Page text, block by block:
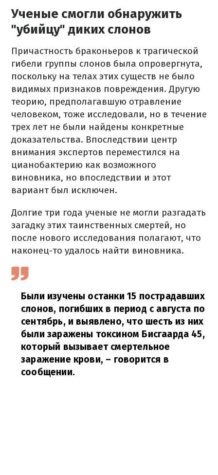
Ученые смогли обнаружить
"убийцу" диких слонов
Причастность браконьеров к трагической
гибели группы слонов была опровергнута,
поскольку на телах этих существ не было
видимых признаков повреждения. Другую
теорию, предполагавшую отравление
человеком, тоже исследовали, но в течение
трех лет не были найдены конкретные
доказательства. Впоследствии центр
внимания экспертов переместился на
цианобактерию как возможного
виновника, но впоследствии и этот
вариант был исключен.
Долгие три года ученые не могли разгадать
загадку этих таинственных смертей, но
после нового исследования полагают, что
наконец-то удалось найти виновника.
Были изучены останки 15 пострадавших
слонов, погибших в период с августа по
сентябрь, и выявлено, что шесть из них
были заражены токсином Бисгаарда 45,
который вызывает смертельное
заражение крови, – говорится в
сообщении.